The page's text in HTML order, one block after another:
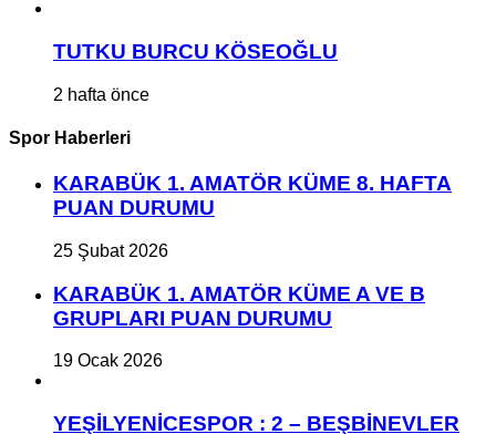
TUTKU BURCU KÖSEOĞLU
2 hafta önce
Spor Haberleri
KARABÜK 1. AMATÖR KÜME 8. HAFTA
PUAN DURUMU
25 Şubat 2026
KARABÜK 1. AMATÖR KÜME A VE B
GRUPLARI PUAN DURUMU
19 Ocak 2026
YEŞİLYENİCESPOR : 2 – BEŞBİNEVLER